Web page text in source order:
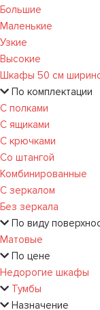
Большие
Маленькие
Узкие
Высокие
Шкафы 50 см
По комплектации
С полками
С ящиками
С крючками
Со штангой
Комбинированные
С зеркалом
Без зеркала
По виду
Матовые
По цене
Недорогие шкафы
Тумбы
Назначение